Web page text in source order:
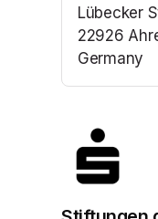
Lübecker
22926
Germany